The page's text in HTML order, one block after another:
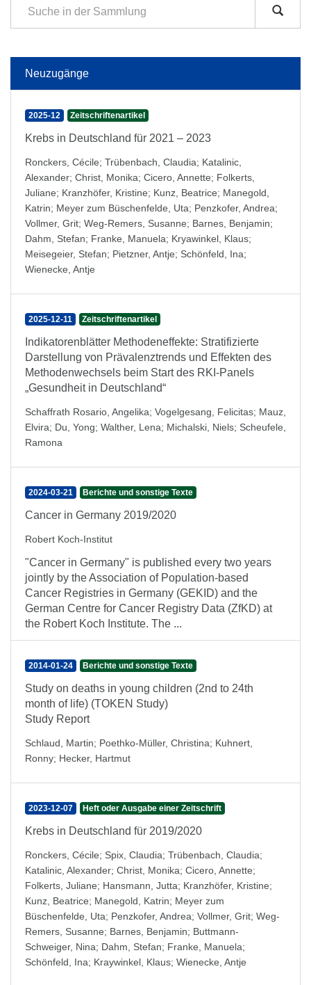
Neuzugänge
2025-12 Zeitschriftenartikel
Krebs in Deutschland für 2021 – 2023
Ronckers, Cécile; Trübenbach, Claudia; Katalinic,
Alexander; Christ, Monika; Cicero, Annette; Folkerts,
Juliane; Kranzhöfer, Kristine; Kunz, Beatrice; Manegold,
Katrin; Meyer zum Büschenfelde, Uta; Penzkofer, Andrea;
Vollmer, Grit; Weg-Remers, Susanne; Barnes, Benjamin;
Dahm, Stefan; Franke, Manuela; Kryawinkel, Klaus;
Meisegeier, Stefan; Pietzner, Antje; Schönfeld, Ina;
Wienecke, Antje
2025-12-11 Zeitschriftenartikel
Indikatorenblätter Methodeneffekte: Stratifizierte
Darstellung von Prävalenztrends und Effekten des
Methodenwechsels beim Start des RKI-Panels
„Gesundheit in Deutschland“
Schaffrath Rosario, Angelika; Vogelgesang, Felicitas; Mauz,
Elvira; Du, Yong; Walther, Lena; Michalski, Niels; Scheufele,
Ramona
2024-03-21 Berichte und sonstige Texte
Cancer in Germany 2019/2020
Robert Koch-Institut
"Cancer in Germany" is published every two years
jointly by the Association of Population-based
Cancer Registries in Germany (GEKID) and the
German Centre for Cancer Registry Data (ZfKD) at
the Robert Koch Institute. The ...
2014-01-24 Berichte und sonstige Texte
Study on deaths in young children (2nd to 24th
month of life) (TOKEN Study)
Study Report
Schlaud, Martin; Poethko-Müller, Christina; Kuhnert,
Ronny; Hecker, Hartmut
2023-12-07 Heft oder Ausgabe einer Zeitschrift
Krebs in Deutschland für 2019/2020
Ronckers, Cécile; Spix, Claudia; Trübenbach, Claudia;
Katalinic, Alexander; Christ, Monika; Cicero, Annette;
Folkerts, Juliane; Hansmann, Jutta; Kranzhöfer, Kristine;
Kunz, Beatrice; Manegold, Katrin; Meyer zum
Büschenfelde, Uta; Penzkofer, Andrea; Vollmer, Grit; Weg-
Remers, Susanne; Barnes, Benjamin; Buttmann-
Schweiger, Nina; Dahm, Stefan; Franke, Manuela;
Schönfeld, Ina; Kraywinkel, Klaus; Wienecke, Antje